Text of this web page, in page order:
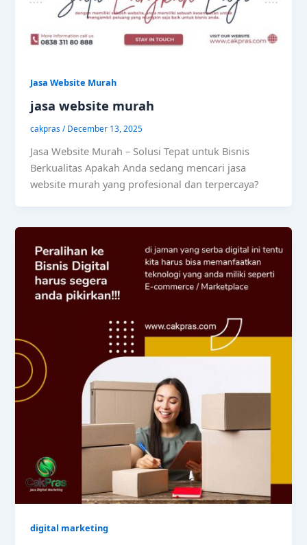
Jasa Website Murah
jasa website murah
cakpras/December 13, 2025
Jasa Website Murah – Solusi Tepat untuk Bisnis
Berkualitas Apakah Anda sedang mencari jasa
website murah yang profesional dan terpercaya?
digital marketing